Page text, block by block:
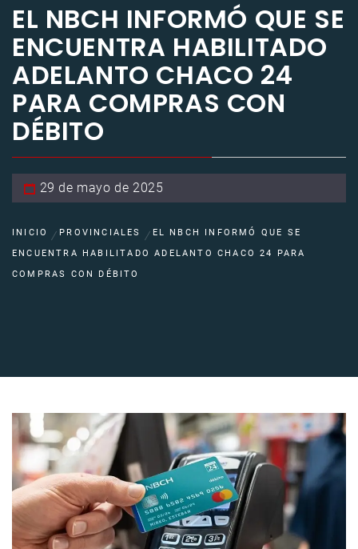
EL NBCH INFORMÓ QUE SE
ENCUENTRA HABILITADO
ADELANTO CHACO 24
PARA COMPRAS CON
DÉBITO
29 de mayo de 2025
INICIO PROVINCIALES
EL NBCH INFORMÓ QUE SE
ENCUENTRA HABILITADO ADELANTO CHACO 24 PARA
COMPRAS CON DÉBITO